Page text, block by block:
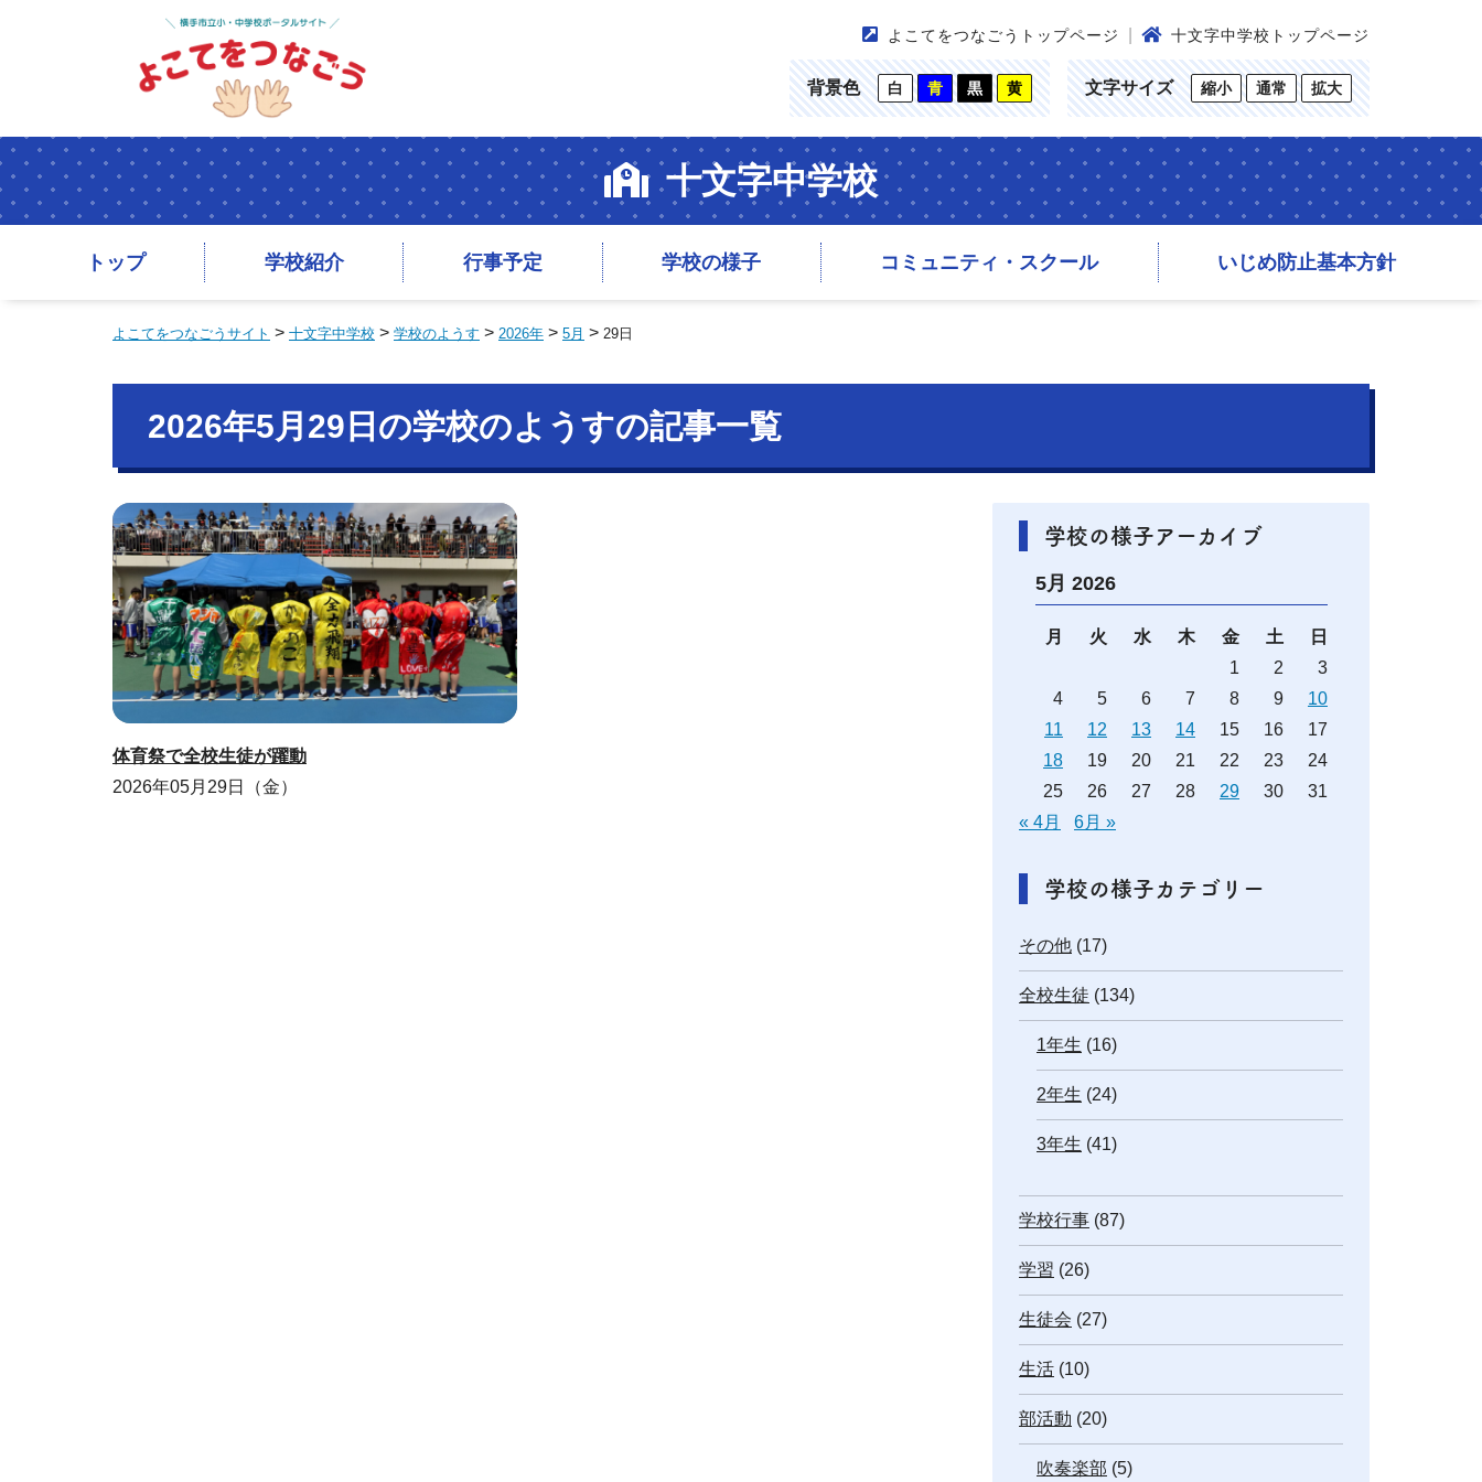
よこてをつなごうトップページ 十文字中学校トップページ
背景色 白 青 黒 黄 文字サイズ 縮小 通常 拡大
十文字中学校
トップ 学校紹介 行事予定 学校の様子 コミュニティ・スクール いじめ防止基本方針
よこてをつなごうサイト > 十文字中学校 > 学校のようす > 2026年 > 5月 > 29日
2026年5月29日の学校のようすの記事一覧
体育祭で全校生徒が躍動
2026年05月29日（金）
学校の様子アーカイブ
5月 2026
月 火 水 木 金 土
日
1
2
3
4
5 6 7 8 9
10
11
12 13 14 15 16
17
18
19 20 21 22 23
24
25
26 27 28 29 30
31
« 4月
6月 »
学校の様子カテゴリー
その他 (17)
全校生徒 (134)
1年生 (16)
2年生 (24)
3年生 (41)
学校行事 (87)
学習 (26)
生徒会 (27)
生活 (10)
部活動 (20)
吹奏楽部 (5)